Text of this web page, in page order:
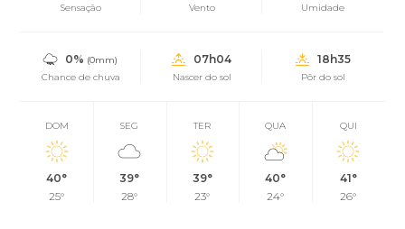
Sensação Vento Umidade
0% (0mm)
Chance de chuva
07h04
Nascer do sol
18h35
Pôr do sol
DOM
40°
25°
SEG
39°
28°
TER
39°
23°
QUA
40°
24°
QUI
41°
26°